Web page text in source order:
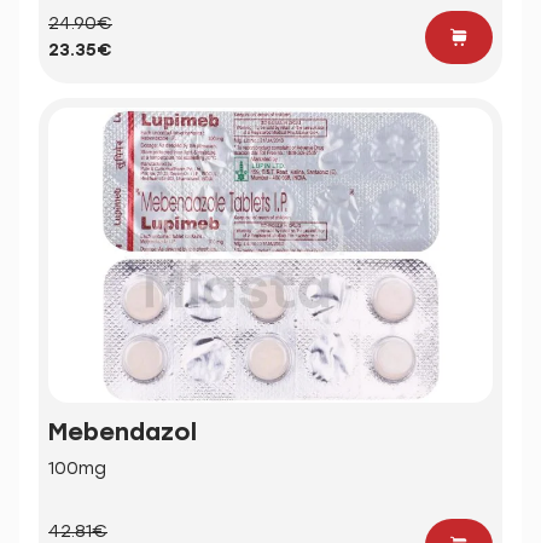
24.90€
23.35€
Mebendazol
100mg
42.81€